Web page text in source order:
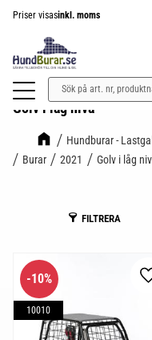
Priser visasinkl. moms
Golv i låg nivå
Hundburar -
Burar
2021 Golv i låg
FILTRERA
10%
10010